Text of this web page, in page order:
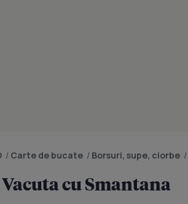
/ Carte de bucate / Borsuri, supe, ciorbe /
cu Smantana